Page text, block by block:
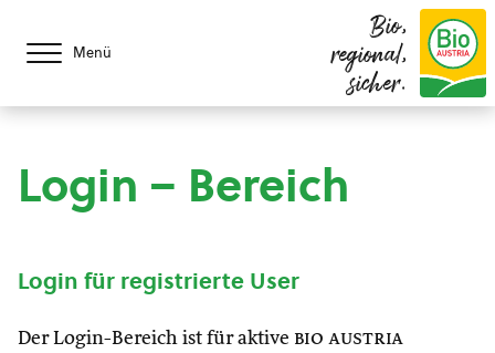
Menü
Bio,
regional,
sicher.
Login – Bereich
Login für registrierte User
Der Login-Bereich ist für aktive bio austria